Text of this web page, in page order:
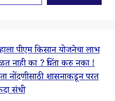
पीएम किसान योजनेचा लाभ
नाही का ? चिंता करु नका !
नोंदणीसाठी शासनाकडून परत
संधी